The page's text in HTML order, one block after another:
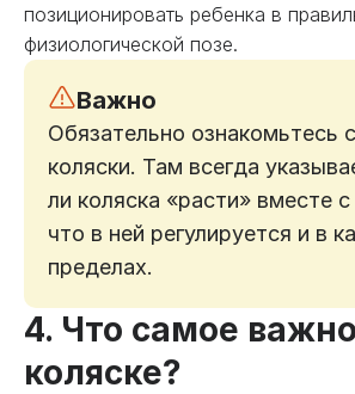
позиционировать ребенка в
физиологической позе.
Важно
Обязательно ознакомьтесь
коляски. Там всегда
ли коляска «расти» вместе
что в ней регулируется и в
пределах.
4. Что самое
коляске?